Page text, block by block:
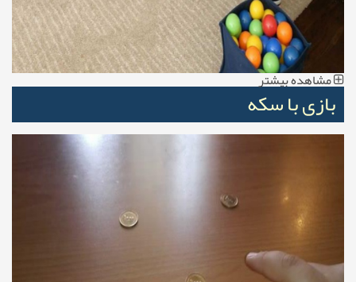
مشاهده بیشتر
بازی با سکه